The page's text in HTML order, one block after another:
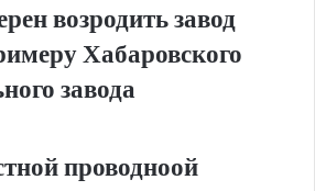
возродить завод
Хабаровского
завода
проводноой